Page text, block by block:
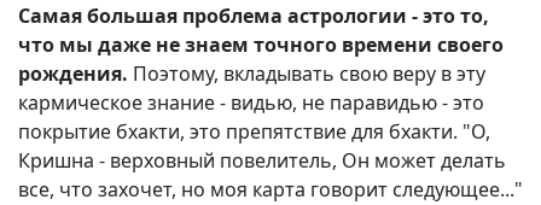
Самая большая проблема астрологии - это то,
что мы даже не знаем точного времени своего
рождения. Поэтому, вкладывать свою веру в эту
кармическое знание - видью, не паравидью - это
покрытие бхакти, это препятствие для бхакти. "О,
Кришна - верховный повелитель, Он может делать
все, что захочет, но моя карта говорит следующее..."